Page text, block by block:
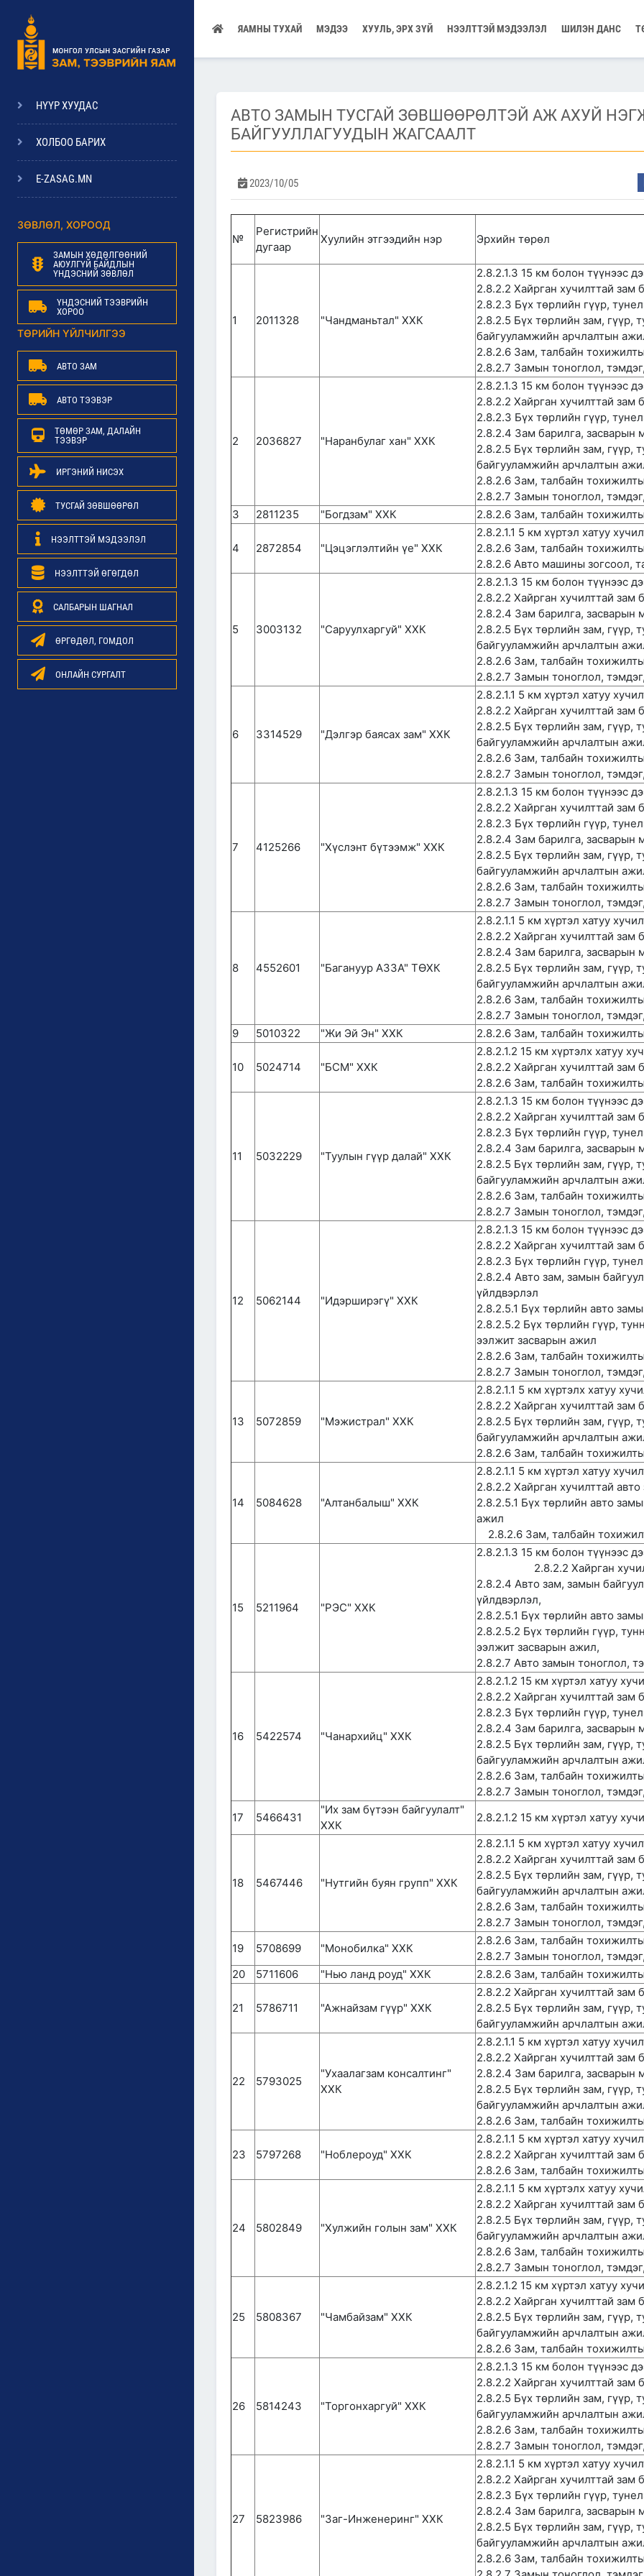
ЯАМНЫ ТУХАЙ МЭДЭЭ ХУУЛЬ, ЭРХ ЗҮЙ НЭЭЛТТЭЙ МЭДЭЭЛЭЛ ШИЛЭН ДАНС
НҮҮР ХУУДАС
ХОЛБОО БАРИХ
E-ZASAG.MN
ЗӨВЛӨЛ, ХОРООД
ЗАМЫН ХӨДӨЛГӨӨНИЙ
АЮУЛГҮЙ БАЙДЛЫН
ҮНДЭСНИЙ ЗӨВЛӨЛ
ҮНДЭСНИЙ ТЭЭВРИЙН
ХОРОО
ТӨРИЙН ҮЙЛЧИЛГЭЭ
АВТО ЗАМ
АВТО ТЭЭВЭР
ТӨМӨР ЗАМ, ДАЛАЙН
ТЭЭВЭР
ИРГЭНИЙ НИСЭХ
ТУСГАЙ ЗӨВШӨӨРӨЛ
НЭЭЛТТЭЙ МЭДЭЭЛЭЛ
НЭЭЛТТЭЙ ӨГӨГДӨЛ
САЛБАРЫН ШАГНАЛ
ӨРГӨДӨЛ, ГОМДОЛ
ОНЛАЙН СУРГАЛТ
АВТО ЗАМЫН ТУСГАЙ ЗӨВШӨӨРӨЛТЭЙ АЖ АХУЙ
БАЙГУУЛЛАГУУДЫН ЖАГСААЛТ
2023/10/05
№
Регистрийн
дугаар
Хуулийн этгээдийн нэр Эрхийн төрөл
1 2011328 "Чандманьтал" ХХК
2.8.2.1.3 15 км болон түүнээс
2.8.2.2 Хайрган хучилттай зам
2.8.2.3 Бүх төрлийн гүүр,
2.8.2.5 Бүх төрлийн зам, гүүр,
байгууламжийн арчлалтын
2.8.2.6 Зам, талбайн
2.8.2.7 Замын тоноглол,
2 2036827 "Наранбулаг хан" ХХК
2.8.2.1.3 15 км болон түүнээс
2.8.2.2 Хайрган хучилттай зам
2.8.2.3 Бүх төрлийн гүүр,
2.8.2.4 Зам барилга, засварын
2.8.2.5 Бүх төрлийн зам, гүүр,
байгууламжийн арчлалтын
2.8.2.6 Зам, талбайн
2.8.2.7 Замын тоноглол,
3 2811235 "Богдзам" ХХК 2.8.2.6 Зам, талбайн
4 2872854 "Цэцэглэлтийн үе" ХХК
2.8.2.1.1 5 км хүртэл хатуу
2.8.2.6 Зам, талбайн
2.8.2.6 Авто машины зогсоол,
5 3003132 "Саруулхаргуй" ХХК
2.8.2.1.3 15 км болон түүнээс
2.8.2.2 Хайрган хучилттай зам
2.8.2.4 Зам барилга, засварын
2.8.2.5 Бүх төрлийн зам, гүүр,
байгууламжийн арчлалтын
2.8.2.6 Зам, талбайн
2.8.2.7 Замын тоноглол,
6 3314529 "Дэлгэр баясах зам" ХХК
2.8.2.1.1 5 км хүртэл хатуу
2.8.2.2 Хайрган хучилттай зам
2.8.2.5 Бүх төрлийн зам, гүүр,
байгууламжийн арчлалтын
2.8.2.6 Зам, талбайн
2.8.2.7 Замын тоноглол,
7 4125266 "Хүслэнт бүтээмж" ХХК
2.8.2.1.3 15 км болон түүнээс
2.8.2.2 Хайрган хучилттай зам
2.8.2.3 Бүх төрлийн гүүр,
2.8.2.4 Зам барилга, засварын
2.8.2.5 Бүх төрлийн зам, гүүр,
байгууламжийн арчлалтын
2.8.2.6 Зам, талбайн
2.8.2.7 Замын тоноглол,
8 4552601 "Багануур АЗЗА" ТӨХК
2.8.2.1.1 5 км хүртэл хатуу
2.8.2.2 Хайрган хучилттай зам
2.8.2.4 Зам барилга, засварын
2.8.2.5 Бүх төрлийн зам, гүүр,
байгууламжийн арчлалтын
2.8.2.6 Зам, талбайн
2.8.2.7 Замын тоноглол,
9 5010322 "Жи Эй Эн" ХХК 2.8.2.6 Зам, талбайн
10 5024714 "БСМ" ХХК
2.8.2.1.2 15 км хүртэлх хатуу
2.8.2.2 Хайрган хучилттай зам
2.8.2.6 Зам, талбайн
11 5032229 "Туулын гүүр далай" ХХК
2.8.2.1.3 15 км болон түүнээс
2.8.2.2 Хайрган хучилттай зам
2.8.2.3 Бүх төрлийн гүүр,
2.8.2.4 Зам барилга, засварын
2.8.2.5 Бүх төрлийн зам, гүүр,
байгууламжийн арчлалтын
2.8.2.6 Зам, талбайн
2.8.2.7 Замын тоноглол,
12 5062144 "Идэрширэгү" ХХК
2.8.2.1.3 15 км болон түүнээс
2.8.2.2 Хайрган хучилттай зам
2.8.2.3 Бүх төрлийн гүүр,
2.8.2.4 Авто зам, замын
үйлдвэрлэл
2.8.2.5.1 Бүх төрлийн авто
2.8.2.5.2 Бүх төрлийн гүүр,
ээлжит засварын ажил
2.8.2.6 Зам, талбайн
2.8.2.7 Замын тоноглол,
13 5072859 "Мэжистрал" ХХК
2.8.2.1.1 5 км хүртэлх хатуу
2.8.2.2 Хайрган хучилттай зам
2.8.2.5 Бүх төрлийн зам, гүүр,
байгууламжийн арчлалтын
2.8.2.6 Зам, талбайн
14 5084628 "Алтанбалыш" ХХК
2.8.2.1.1 5 км хүртэл хатуу
2.8.2.2 Хайрган хучилттай
2.8.2.5.1 Бүх төрлийн авто
2.8.2.6 Зам, талбайн
15 5211964 "РЭС" ХХК
2.8.2.1.3 15 км болон
2.8.2.2 Хайрган
2.8.2.4 Авто зам, замын
үйлдвэрлэл,
2.8.2.5.1 Бүх төрлийн авто
2.8.2.5.2 Бүх төрлийн гүүр,
ээлжит засварын ажил,
2.8.2.7 Авто замын тоноглол,
16 5422574 "Чанархийц" ХХК
2.8.2.1.2 15 км хүртэл хатуу
2.8.2.2 Хайрган хучилттай зам
2.8.2.3 Бүх төрлийн гүүр,
2.8.2.4 Зам барилга, засварын
2.8.2.5 Бүх төрлийн зам, гүүр,
байгууламжийн арчлалтын
2.8.2.6 Зам, талбайн
2.8.2.7 Замын тоноглол,
17 5466431
"Их зам бүтээн байгуулалт"
ХХК
2.8.2.1.2 15 км хүртэл хатуу
18 5467446 "Нутгийн буян групп" ХХК
2.8.2.1.1 5 км хүртэл хатуу
2.8.2.2 Хайрган хучилттай зам
2.8.2.5 Бүх төрлийн зам, гүүр,
байгууламжийн арчлалтын
2.8.2.6 Зам, талбайн
2.8.2.7 Замын тоноглол,
19 5708699 "Монобилка" ХХК
2.8.2.6 Зам, талбайн
2.8.2.7 Замын тоноглол,
20
5711606 "Нью ланд роуд" ХХК 2.8.2.6 Зам, талбайн
21 5786711 "Ажнайзам гүүр" ХХК
2.8.2.2 Хайрган хучилттай зам
2.8.2.5 Бүх төрлийн зам, гүүр,
байгууламжийн арчлалтын
22 5793025
"Ухаалагзам консалтинг"
ХХК
2.8.2.1.1 5 км хүртэл хатуу
2.8.2.2 Хайрган хучилттай зам
2.8.2.4 Зам барилга, засварын
2.8.2.5 Бүх төрлийн зам, гүүр,
байгууламжийн арчлалтын
2.8.2.6 Зам, талбайн
23 5797268 "Ноблероуд" ХХК
2.8.2.1.1 5 км хүртэл хатуу
2.8.2.2 Хайрган хучилттай зам
2.8.2.6 Зам, талбайн
24 5802849 "Хулжийн голын зам" ХХК
2.8.2.1.1 5 км хүртэлх хатуу
2.8.2.2 Хайрган хучилттай зам
2.8.2.5 Бүх төрлийн зам, гүүр,
байгууламжийн арчлалтын
2.8.2.6 Зам, талбайн
2.8.2.7 Замын тоноглол,
25 5808367 "Чамбайзам" ХХК
2.8.2.1.2 15 км хүртэл хатуу
2.8.2.2 Хайрган хучилттай зам
2.8.2.5 Бүх төрлийн зам, гүүр,
байгууламжийн арчлалтын
2.8.2.6 Зам, талбайн
26 5814243 "Торгонхаргуй" ХХК
2.8.2.1.3 15 км болон түүнээс
2.8.2.2 Хайрган хучилттай зам
2.8.2.5 Бүх төрлийн зам, гүүр,
байгууламжийн арчлалтын
2.8.2.6 Зам, талбайн
2.8.2.7 Замын тоноглол,
27 5823986 "Заг-Инженеринг" ХХК
2.8.2.1.1 5 км хүртэл хатуу
2.8.2.2 Хайрган хучилттай зам
2.8.2.3 Бүх төрлийн гүүр,
2.8.2.4 Зам барилга, засварын
2.8.2.5 Бүх төрлийн зам, гүүр,
байгууламжийн арчлалтын
2.8.2.6 Зам, талбайн